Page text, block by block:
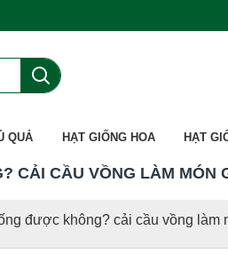
QUẢ HẠT GIỐNG HOA HẠT
được không? cải cầu vồng làm
CẢI CẦU VỒNG LÀM MÓN